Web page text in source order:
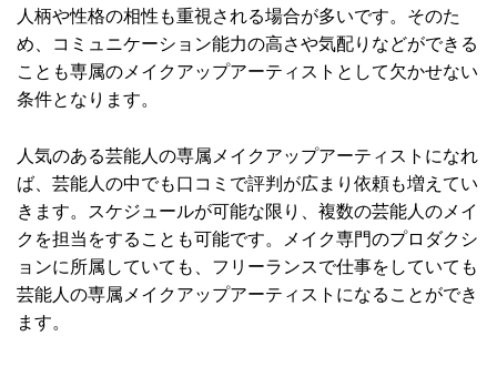
人柄や性格の相性も重視される場合が多いです。そのた
め、コミュニケーション能力の高さや気配りなどができる
ことも専属のメイクアップアーティストとして欠かせない
条件となります。
人気のある芸能人の専属メイクアップアーティストになれ
ば、芸能人の中でも口コミで評判が広まり依頼も増えてい
きます。スケジュールが可能な限り、複数の芸能人のメイ
クを担当をすることも可能です。メイク専門のプロダクシ
ョンに所属していても、フリーランスで仕事をしていても
芸能人の専属メイクアップアーティストになることができ
ます。